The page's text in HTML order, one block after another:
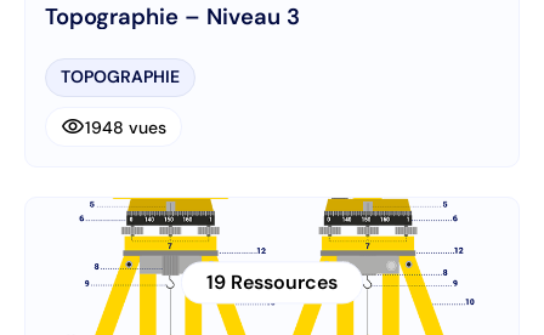
Topographie – Niveau 3
TOPOGRAPHIE
visibility1948 vues
19 Ressources